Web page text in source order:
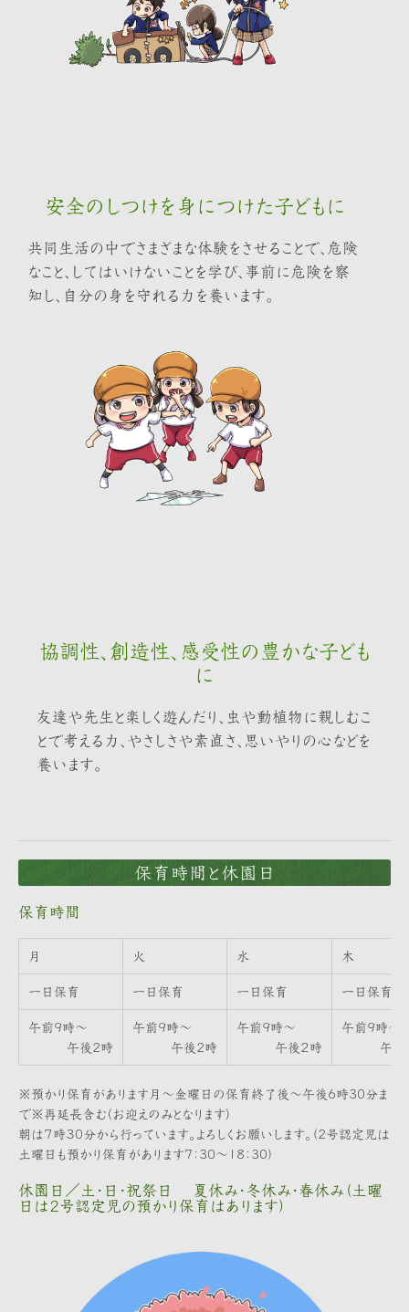
安全のしつけを身につけた子どもに
共同生活の中でさまざまな体験をさせることで、危険
なこと、してはいけないことを学び、事前に危険を察
知し、自分の身を守れる力を養います。
協調性、創造性、感受性の豊かな子ども
に
友達や先生と楽しく遊んだり、虫や動植物に親しむこ
とで考える力、やさしさや素直さ、思いやりの心などを
養います。
保育時間と休園日
保育時間
月 火 水 木
一日保育 一日保育 一日保育 一日保育
午前9時～
午後2時
午前9時～
午後2時
午前9時～
午後２時
午前9時～
午後2
※預かり保育があります月～金曜日の保育終了後～午後6時30分ま
で※再延長含む(お迎えのみとなります)
朝は７時３0分から行っています。よろしくお願いします。（2号認定児は
土曜日も預かり保育があります7：30～18：30）
休園日／土・日・祝祭日 夏休み・冬休み・春休み（土曜
日は2号認定児の預かり保育はあります）